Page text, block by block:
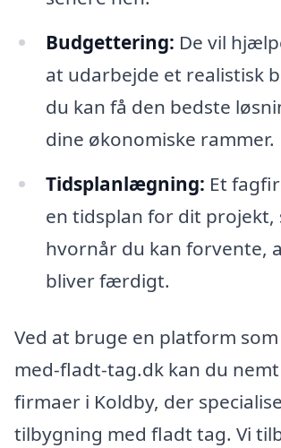
Budgettering: De vil
at udarbejde et realistisk
du kan få den bedste
dine økonomiske rammer.
Tidsplanlægning: Et
en tidsplan for dit projekt,
hvornår du kan forvente,
bliver færdigt.
Ved at bruge en platform
med-fladt-tag.dk kan du
firmaer i Koldby, der
tilbygning med fladt tag. Vi